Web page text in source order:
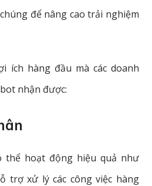
để nâng cao trải nghiệm
ích hàng đầu mà các doanh
nhận được:
thể hoạt động hiệu quả như
trợ xử lý các công việc hàng